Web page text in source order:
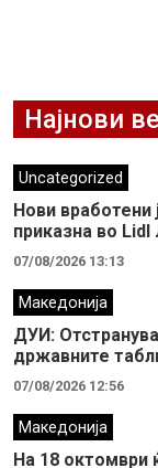
Најнови
Uncategorized
Нови вработени
приказна во
07/08/2026 13:13
Македонија
ДУИ:
државните
07/08/2026 12:56
Македонија
На 18 октомври